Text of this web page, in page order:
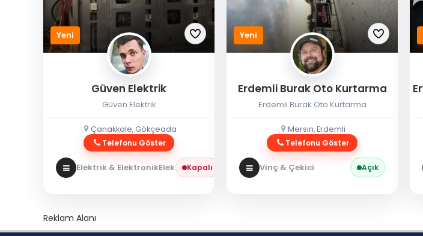
Yeni
Güven Elektrik
Güven Elektrik
Çanakkale, Gökçeada
Telefonu Göster
Elektrik & ElektronikElektrikçiKapalı
Yeni
Erdemli Burak Oto Kurtarma
Erdemli Burak Oto Kurtarma
Mersin, Erdemli
Telefonu Göster
Vinç & Çekici Açık
Reklam Alanı